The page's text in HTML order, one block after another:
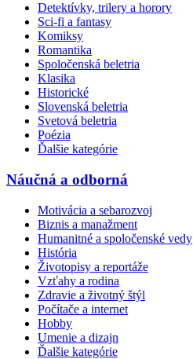
Detektívky, trilery a horory
Sci-fi a fantasy
Komiksy
Romantika
Spoločenská beletria
Klasika
Historické
Slovenská beletria
Svetová beletria
Poézia
Ďalšie kategórie
Náučná a odborná
Motivácia a sebarozvoj
Biznis a manažment
Humanitné a spoločenské vedy
História
Životopisy a reportáže
Vzťahy a rodina
Zdravie a životný štýl
Počítače a internet
Hobby
Umenie a dizajn
Ďalšie kategórie